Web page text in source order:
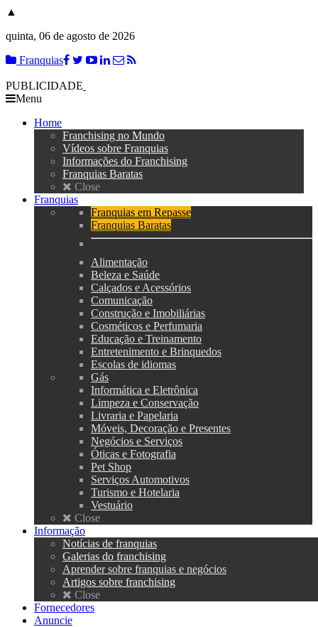
▲
quinta, 06 de agosto de 2026
Franquias
PUBLICIDADE
Menu
Home
Franchising no Mundo
Vídeos sobre Franquias
Informações do Franchising
Franquias Baratas
Close
Franquias
Franquias em Repasse
Franquias Baratas
Alimentação
Beleza e Saúde
Calçados e Acessórios
Comunicação
Construção e Imobiliárias
Cosméticos e Perfumaria
Educação e Treinamento
Entretenimento e Brinquedos
Escolas de idiomas
Gás
Informática e Eletrônica
Limpeza e Conservação
Livraria e Papelaria
Móveis, Decoração e Presentes
Negócios e Serviços
Óticas e Fotografia
Pet Shop
Serviços Automotivos
Turismo e Hotelaria
Vestuário
Close
Informação
Notícias de franquias
Galerias do franchising
Aprender sobre franquias e negócios
Artigos sobre franchising
Close
Fornecedores
Anuncie